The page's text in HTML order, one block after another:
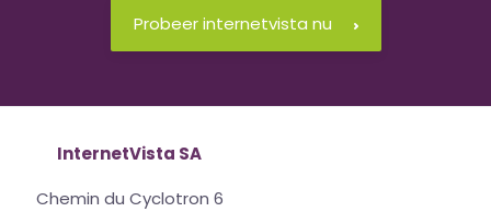
Probeer internetvista nu
InternetVista SA
Chemin du Cyclotron 6